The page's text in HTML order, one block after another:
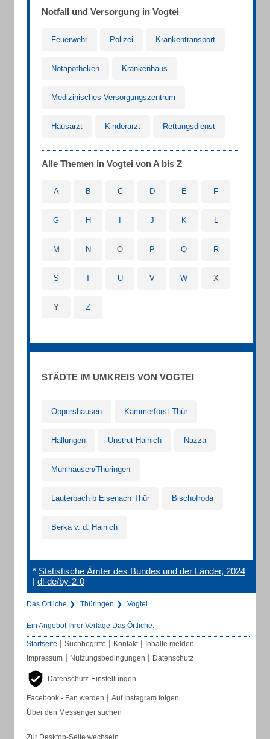
Notfall und Versorgung in Vogtei
Feuerwehr Polizei Krankentransport
Notapotheken Krankenhaus
Medizinisches Versorgungszentrum
Hausarzt Kinderarzt Rettungsdienst
Alle Themen in Vogtei von A bis Z
A B C D E F
G H J K L
M N O P Q R
S T U V W X
Y Z
STÄDTE IM UMKREIS VON VOGTEI
Oppershausen Kammerforst Thür
Hallungen Unstrut-Hainich Nazza
Mühlhausen/Thüringen
Lauterbach b Eisenach Thür Bischofroda
Berka v. d. Hainich
* Statistische Ämter des Bundes und der Länder, 2024
| dl-de/by-2-0
Das Örtliche Thüringen Vogtei
Ein Angebot Ihrer Verlage Das Örtliche.
Startseite | Suchbegriffe | Kontakt | Inhalte melden
Impressum | Nutzungsbedingungen | Datenschutz
Datenschutz-Einstellungen
Facebook - Fan werden | Auf Instagram folgen
Über den Messenger suchen
Zur Desktop-Seite wechseln